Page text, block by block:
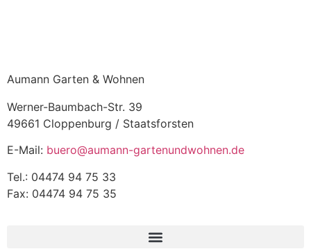
Aumann Garten & Wohnen
Werner-Baumbach-Str. 39
49661 Cloppenburg / Staatsforsten
E-Mail: buero@aumann-gartenundwohnen.de
Tel.: 04474 94 75 33
Fax: 04474 94 75 35